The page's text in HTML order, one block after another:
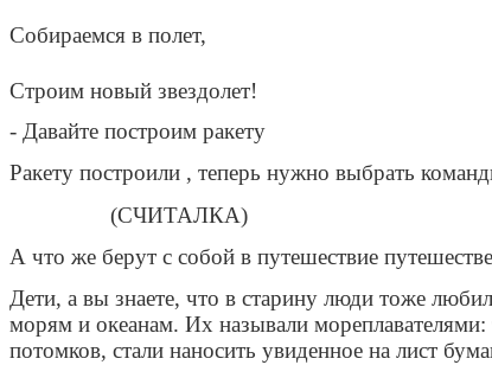
Собираемся в полет,
Строим новый звездолет!
- Давайте построим ракету
Ракету построили , теперь нужно выбрать
(СЧИТАЛКА)
А что же берут с собой в путешествие
Дети, а вы знаете, что в старину люди тоже
морям и океанам. Их называли
потомков, стали наносить увиденное на лист